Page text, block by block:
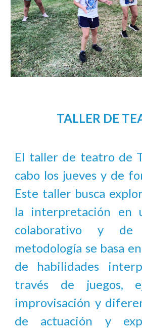
TALLER DE
El taller de teatro de
cabo los jueves y de
Este taller busca
la interpretación en
colaborativo y de
metodología se basa
de habilidades
través de juegos,
improvisación y
de actuación y